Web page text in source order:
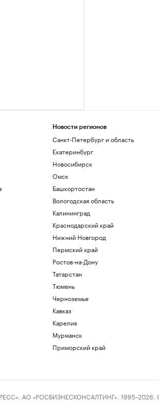
Новости регионов
Санкт-Петербург и область
Екатеринбург
Новосибирск
Омск
Башкортостан
Вологодская область
Калининград
Краснодарский край
Нижний Новгород
Пермский край
Ростов-на-Дону
Татарстан
Тюмень
Черноземье
Кавказ
Карелия
Мурманск
Приморский край
АО «РОСБИЗНЕСКОНСАЛТИНГ», 1995–2026.